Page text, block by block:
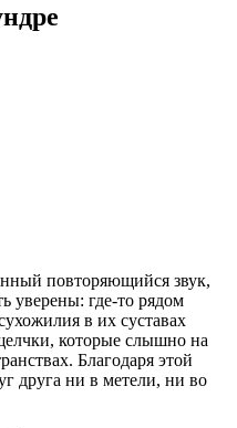
повторяющийся звук,
уверены: где-то рядом
в их суставах
которые слышно на
Благодаря этой
друга ни в метели, ни во